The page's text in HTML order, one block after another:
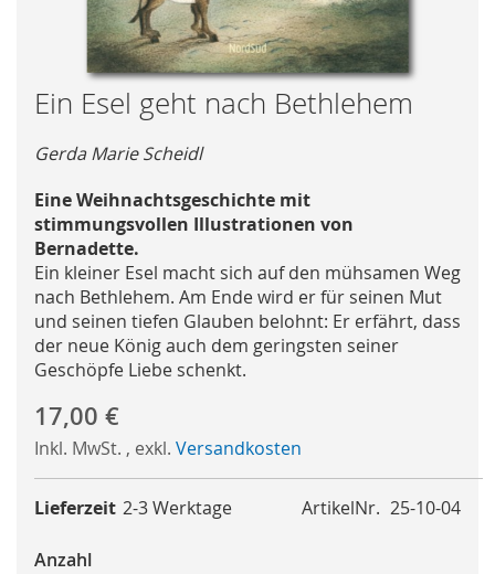
Skip
to
the
beginning
of
the
images
gallery
Ein Esel geht nach Bethlehem
Gerda Marie Scheidl
Eine Weihnachtsgeschichte mit
stimmungsvollen Illustrationen von
Bernadette.
Ein kleiner Esel macht sich auf den mühsamen Weg
nach Bethlehem. Am Ende wird er für seinen Mut
und seinen tiefen Glauben belohnt: Er erfährt, dass
der neue König auch dem geringsten seiner
Geschöpfe Liebe schenkt.
17,00 €
Inkl. MwSt. , exkl. Versandkosten
ArtikelNr. 25-10-04
Lieferzeit 2-3 Werktage
Anzahl